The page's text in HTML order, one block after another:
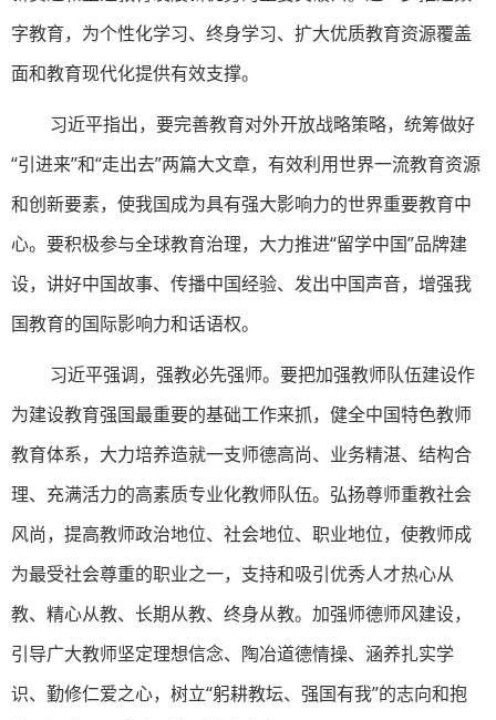
字教育，为个性化学习、终身学习、扩大优质教育资源覆盖
面和教育现代化提供有效支撑。
习近平指出，要完善教育对外开放战略策略，统筹做好
“引进来”和“走出去”两篇大文章，有效利用世界一流教育资源
和创新要素，使我国成为具有强大影响力的世界重要教育中
心。要积极参与全球教育治理，大力推进“留学中国”品牌建
设，讲好中国故事、传播中国经验、发出中国声音，增强我
国教育的国际影响力和话语权。
习近平强调，强教必先强师。要把加强教师队伍建设作
为建设教育强国最重要的基础工作来抓，健全中国特色教师
教育体系，大力培养造就一支师德高尚、业务精湛、结构合
理、充满活力的高素质专业化教师队伍。弘扬尊师重教社会
风尚，提高教师政治地位、社会地位、职业地位，使教师成
为最受社会尊重的职业之一，支持和吸引优秀人才热心从
教、精心从教、长期从教、终身从教。加强师德师风建设，
引导广大教师坚定理想信念、陶冶道德情操、涵养扎实学
识、勤修仁爱之心，树立“躬耕教坛、强国有我”的志向和抱